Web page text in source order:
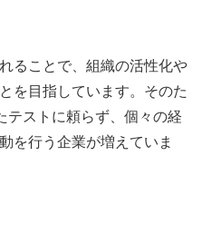
ることで、組織の活性化や
を目指しています。そのた
テストに頼らず、個々の経
を行う企業が増えていま